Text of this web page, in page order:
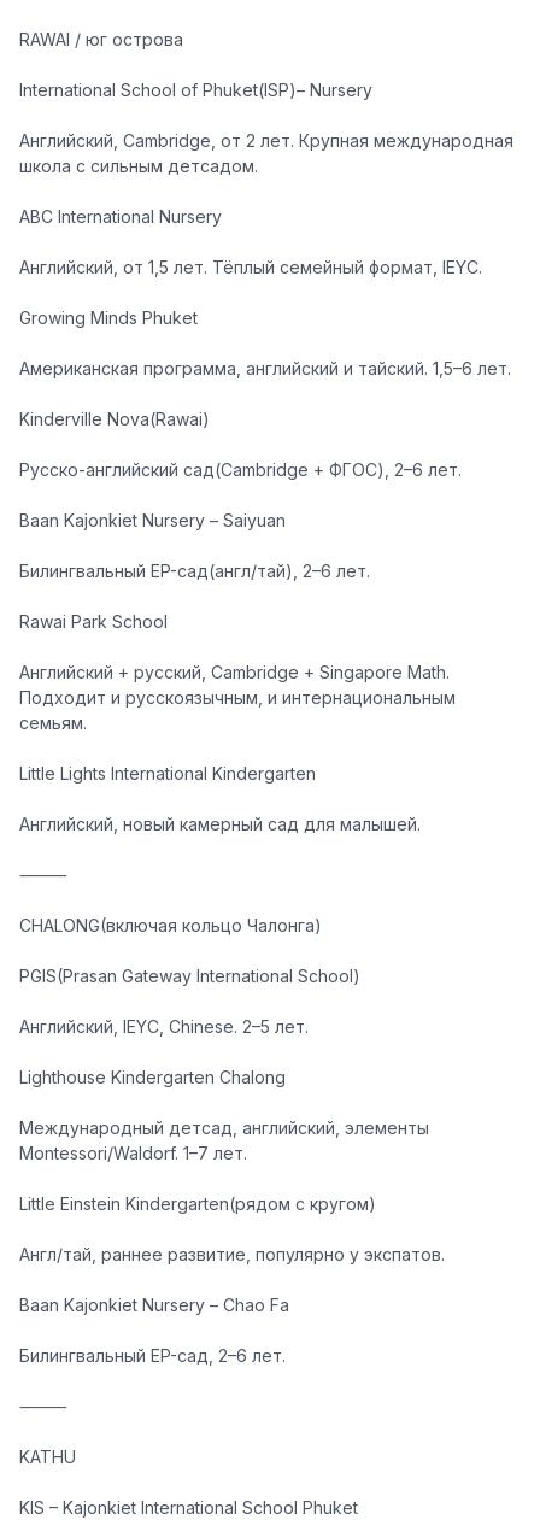
RAWAI / юг острова
International School of Phuket(ISP)– Nursery
Английский, Cambridge, от 2 лет. Крупная международная
школа с сильным детсадом.
ABC International Nursery
Английский, от 1,5 лет. Тёплый семейный формат, IEYC.
Growing Minds Phuket
Американская программа, английский и тайский. 1,5–6 лет.
Kinderville Nova(Rawai)
Русско-английский сад(Cambridge + ФГОС), 2–6 лет.
Baan Kajonkiet Nursery – Saiyuan
Билингвальный EP-сад(англ/тай), 2–6 лет.
Rawai Park School
Английский + русский, Cambridge + Singapore Math.
Подходит и русскоязычным, и интернациональным
семьям.
Little Lights International Kindergarten
Английский, новый камерный сад для малышей.
⸻
CHALONG(включая кольцо Чалонга)
PGIS(Prasan Gateway International School)
Английский, IEYC, Chinese. 2–5 лет.
Lighthouse Kindergarten Chalong
Международный детсад, английский, элементы
Montessori/Waldorf. 1–7 лет.
Little Einstein Kindergarten(рядом с кругом)
Англ/тай, раннее развитие, популярно у экспатов.
Baan Kajonkiet Nursery – Chao Fa
Билингвальный EP-сад, 2–6 лет.
⸻
KATHU
KIS – Kajonkiet International School Phuket